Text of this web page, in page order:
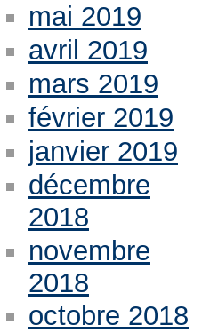
mai 2019
avril 2019
mars 2019
février 2019
janvier 2019
décembre
2018
novembre
2018
octobre 2018